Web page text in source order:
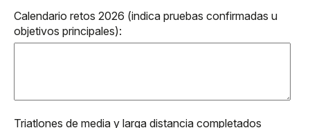
Calendario retos 2026 (indica pruebas confirmadas u
objetivos principales):
Triatlones de media y larga distancia completados